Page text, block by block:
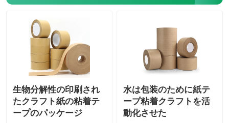
生物分解性の印刷され
たクラフト紙の粘着テ
ープのパッケージ
水は包装のために紙テ
ープ粘着クラフトを活
動化させた